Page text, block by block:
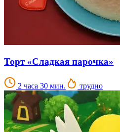
Торт «Сладкая парочка»
2 часа 30 мин. трудно